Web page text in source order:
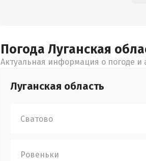
Погода Луганская
Актуальная информация о погоде и
Луганская область
Сватово
Ровеньки